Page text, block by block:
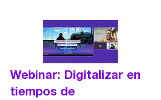
Webinar: Digitalizar en
tiempos de